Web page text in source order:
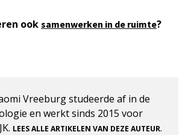
ook samenwerken in de ruimte?
Vreeburg studeerde af in de
en werkt sinds 2015 voor
LEES ALLE ARTIKELEN VAN DEZE AUTEUR.